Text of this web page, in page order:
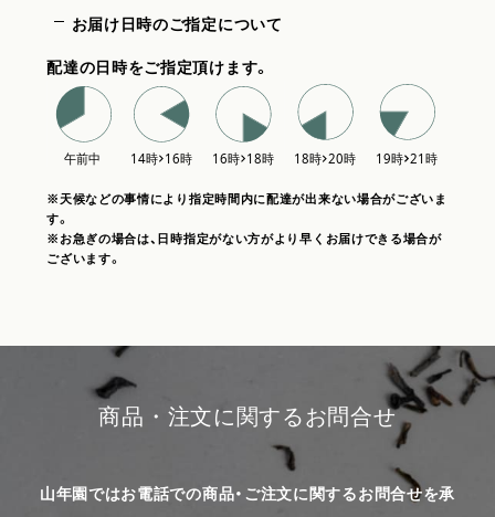
お届け日時のご指定について
配達の日時をご指定頂けます。
※天候などの事情により指定時間内に配達が出来ない場合がございま
す。
※お急ぎの場合は、日時指定がない方がより早くお届けできる場合が
ございます。
商品・注文に関するお問合せ
山年園ではお電話での商品・ご注文に関するお問合せを承